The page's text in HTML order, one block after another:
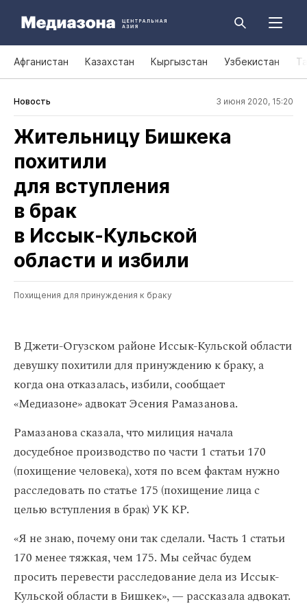
Афганистан Казахстан Кыргызстан Узбекистан
Новость 3 июня 2020, 15:20
Жительницу Бишкека
похитили
для вступления
в брак
в Иссык‑Кульской
области и избили
Похищения для принуждения к браку
В Джети-Огузском районе Иссык-Кульской области
девушку похитили для принуждению к браку, а
когда она отказалась, избили, сообщает
«Медиазоне» адвокат Эсения Рамазанова.
Рамазанова сказала, что милиция начала
досудебное производство по части 1 статьи 170
(похищение человека), хотя по всем фактам нужно
расследовать по статье 175 (похищение лица с
целью вступления в брак) УК КР.
«Я не знаю, почему они так сделали. Часть 1 статьи
170 менее тяжкая, чем 175. Мы сейчас будем
просить перевести расследование дела из Иссык-
Кульской области в Бишкек», — рассказала адвокат.